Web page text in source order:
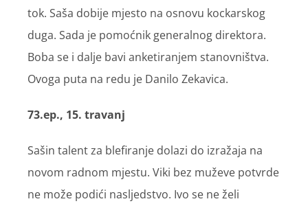
tok. Saša dobije mjesto na osnovu kockarskog
duga. Sada je pomoćnik generalnog direktora.
Boba se i dalje bavi anketiranjem stanovništva.
Ovoga puta na redu je Danilo Zekavica.
73.ep., 15. travanj
Sašin talent za blefiranje dolazi do izražaja na
novom radnom mjestu. Viki bez muževe potvrde
ne može podići nasljedstvo. Ivo se ne želi